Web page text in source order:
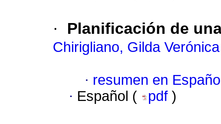
· Planificación de
Chirigliano, Gilda Verónica
· resumen en
· Español ( pdf )